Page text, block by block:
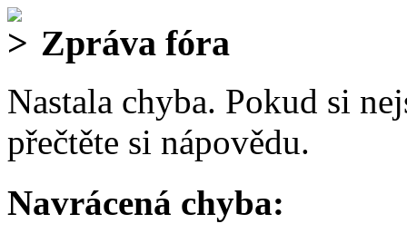
Zpráva fóra
Nastala chyba. Pokud si
přečtěte si nápovědu.
Navrácená chyba: